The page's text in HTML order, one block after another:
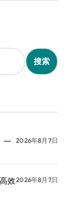
一
2026年8月7日
效2026年8月7日